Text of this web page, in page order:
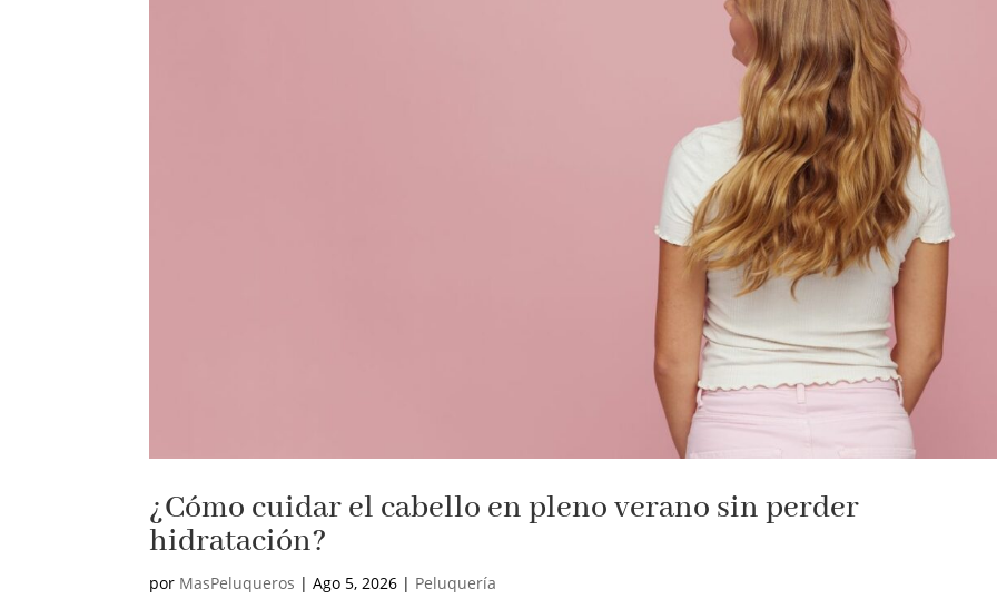
¿Cómo cuidar el cabello en pleno verano sin perder
hidratación?
por MasPeluqueros |Ago 5, 2026 | Peluquería